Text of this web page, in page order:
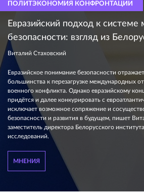
ПОЛИТЭКОНОМИЯ КОНФРОНТАЦИИ
Евразийский подход к
безопасности: взгляд из
Виталий Стаховский
Евразийское понимание безопасности
большинства к перезагрузке международных
военного конфликта. Однако евразийскому
придётся и далее конкурировать с
исключает возможное сопряжение и
безопасности и развития в будущем, пишет
заместитель директора Белорусского
исследований.
МНЕНИЯ